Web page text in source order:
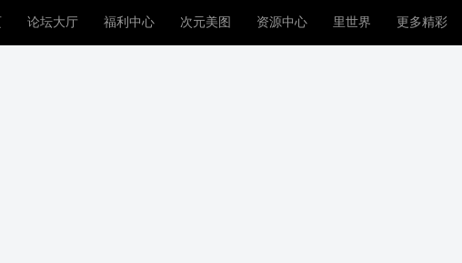
论坛大厅 福利中心 次元美图 资源中心 里世界 更多精彩